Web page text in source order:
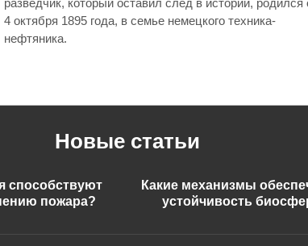
4 октября 1895 года, в семье немецкого техника-
нефтяника.
Новые статьи
способствуют
пожара?
Какие механизмы
устойчивость